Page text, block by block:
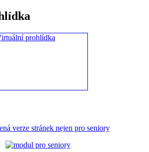
verze stránek nejen pro seniory